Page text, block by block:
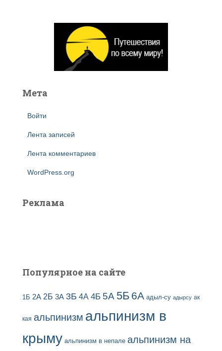
Мета
Войти
Лента записей
Лента комментариев
WordPress.org
Реклама
Популярное на сайте
1Б 2А 2Б 3А 3Б 4А 4Б 5А 5Б 6А адыл-су адырсу ак
кая альпинизм альпинизм в
крыму альпинизм в непале альпинизм на